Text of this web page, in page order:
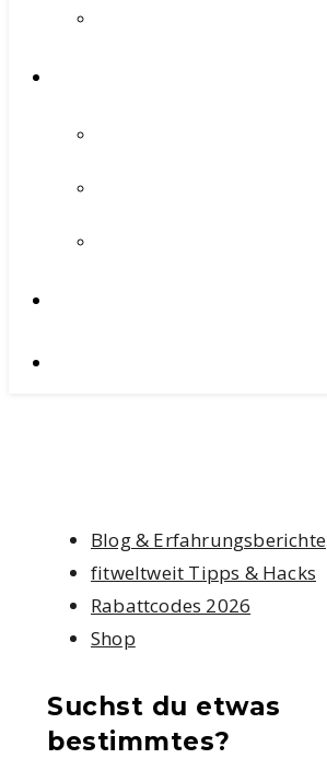
Blog & Erfahrungsberichte
fitweltweit Tipps & Hacks
Rabattcodes 2026
Shop
Suchst du etwas
bestimmtes?